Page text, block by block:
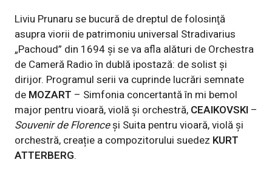
Liviu Prunaru se bucură de dreptul de folosinţă
asupra viorii de patrimoniu universal Stradivarius
„Pachoud” din 1694 și se va afla alături de Orchestra
de Cameră Radio în dublă ipostază: de solist și
dirijor. Programul serii va cuprinde lucrări semnate
de MOZART – Simfonia concertantă în mi bemol
major pentru vioară, violă şi orchestră, CEAIKOVSKI –
Souvenir de Florenceși Suita pentru vioară, violă şi
orchestră, creație a compozitorului suedez KURT
ATTERBERG.